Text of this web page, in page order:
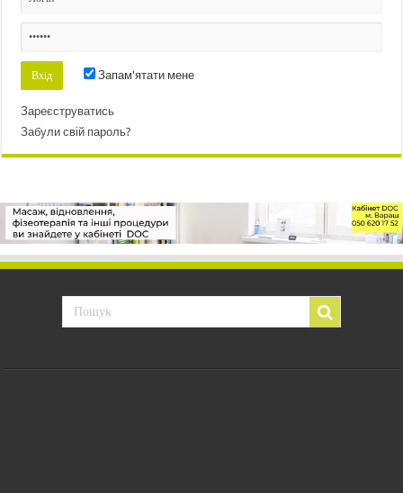
Запам'ятати мене
Зареєструватись
Забули свій пароль?